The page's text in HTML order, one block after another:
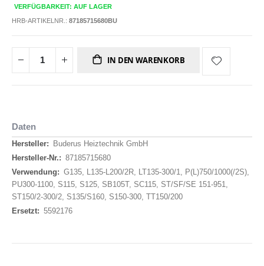
VERFÜGBARKEIT: AUF LAGER
HRB-ARTIKELNR.: 87185715680BU
IN DEN WARENKORB
Daten
Daten
Buderus Heiztechnik GmbH
87185715680
G135, L135-L200/2R, LT135-300/1, P(L)750/1000(/2S),
PU300-1100, S115, S125, SB105T, SC115, ST/SF/SE 151-951,
ST150/2-300/2, S135/S160, S150-300, TT150/200
5592176